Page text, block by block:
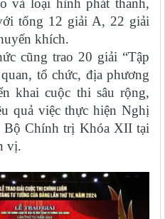
và loại hình phát thanh,
tổng 12 giải A, 22 giải
khích.
cũng trao 20 giải “Tập
tổ chức, địa phương
khai cuộc thi sâu rộng,
quả việc thực hiện Nghị
Bộ Chính trị Khóa XII tại
vị.